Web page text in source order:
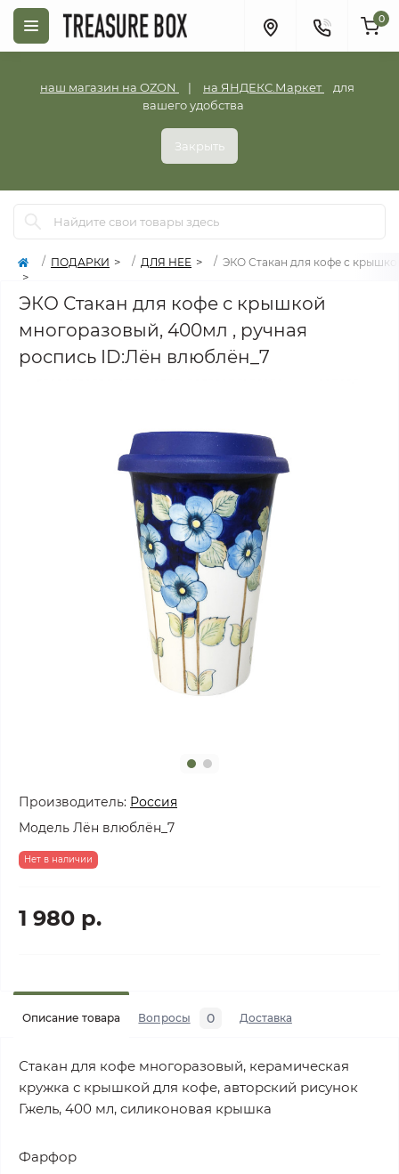
наш магазин на OZON | на ЯНДЕКС.Маркет
для
вашего удобства
Закрыть
0
ПОДАРКИ ДЛЯ НЕЕ ЭКО Стакан для кофе с
ЭКО Стакан для кофе с крышкой
многоразовый, 400мл , ручная
роспись ID:Лён влюблён_7
Производитель: Россия
Модель Лён влюблён_7
Нет в наличии
1 980 р.
Описание товара Вопросы 0 Доставка
Стакан для кофе многоразовый, керамическая
кружка с крышкой для кофе, авторский рисунок
Гжель, 400 мл, силиконовая крышка
Фарфор